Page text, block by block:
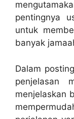
pentingnya
untuk
banyak
Dalam
penjelasan
menjelaskan